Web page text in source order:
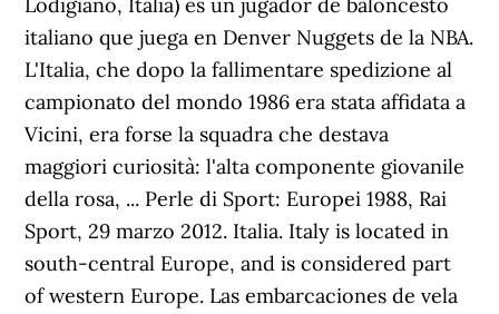
italiano que juega en Denver Nuggets de la NBA.
L'Italia, che dopo la fallimentare spedizione al
campionato del mondo 1986 era stata affidata a
Vicini, era forse la squadra che destava
maggiori curiosità: l'alta componente giovanile
della rosa, ... Perle di Sport: Europei 1988, Rai
Sport, 29 marzo 2012. Italia. Italy is located in
south-central Europe, and is considered part
of western Europe. Las embarcaciones de vela